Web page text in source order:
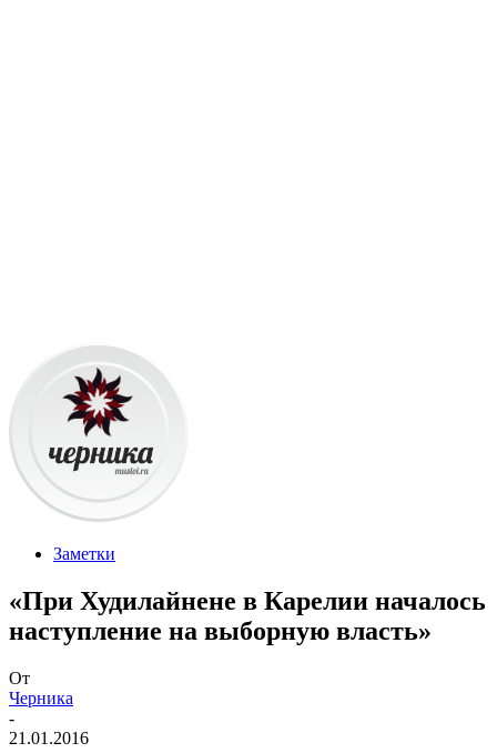
Заметки
«При Худилайнене в Карелии началось
наступление на выборную власть»
От
Черника
-
21.01.2016